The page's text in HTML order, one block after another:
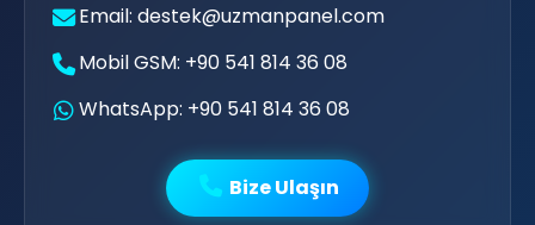
Email: destek@uzmanpanel.com
Mobil GSM: +90 541 814 36 08
WhatsApp: +90 541 814 36 08
Bize Ulaşın